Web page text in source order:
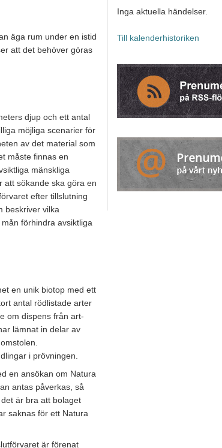
äga rum under en istid
att det behöver göras
djup och ett antal
möjliga scenarier för
av det material som
måste finnas en
mänskliga
att sökande ska göra en
efter tillslutning
beskriver vilka
förhindra avsiktliga
en unik biotop med ett
antal rödlistade arter
om dispens från art-
lämnat in delar av
i prövningen.
en ansökan om Natura
antas påverkas, så
är bra att bolaget
saknas för ett Natura
är förenat
Inga aktuella händelser.
Till kalenderhistoriken